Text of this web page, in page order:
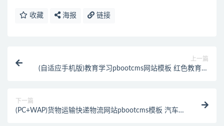
收藏 海报 链接
上一篇
(自适应手机版)教育学习pbootcms网站模板 红色教育专
下一篇
(PC+WAP)货物运输快递物流网站pbootcms模板 汽车贸